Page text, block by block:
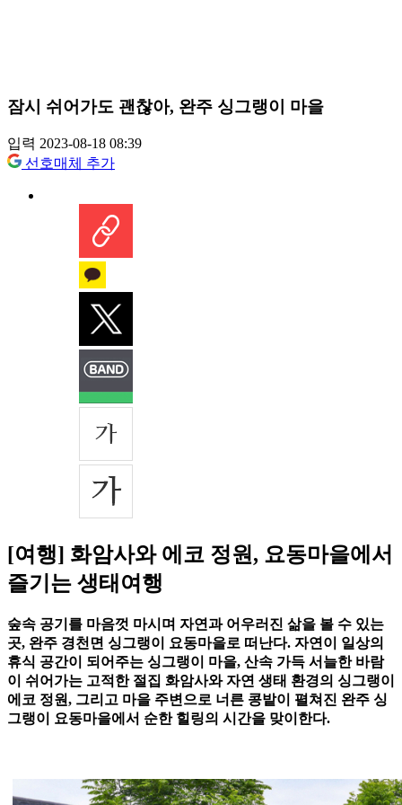
잠시 쉬어가도 괜찮아, 완주 싱그랭이 마을
입력 2023-08-18 08:39
선호매체 추가
[여행] 화암사와 에코 정원, 요동마을에서
즐기는 생태여행
숲속 공기를 마음껏 마시며 자연과 어우러진 삶을 볼 수 있는
곳, 완주 경천면 싱그랭이 요동마을로 떠난다. 자연이 일상의
휴식 공간이 되어주는 싱그랭이 마을, 산속 가득 서늘한 바람
이 쉬어가는 고적한 절집 화암사와 자연 생태 환경의 싱그랭이
에코 정원, 그리고 마을 주변으로 너른 콩밭이 펼쳐진 완주 싱
그랭이 요동마을에서 순한 힐링의 시간을 맞이한다.